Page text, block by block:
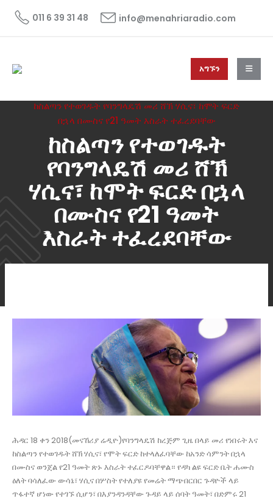
011 6 39 31 48 info@menahriaradio.com
አግኙን
ከስልጣን የተወገዱት የባንግላዴሽ መሪ ሸኽ ሃሲና፣ ከሞት ፍርድ
በኋላ በሙስና የ21 ዓመት እስራት ተፈረደባቸው
ከስልጣን የተወገዱት
የባንግላዴሽ መሪ ሸኽ
ሃሲና፣ ከሞት ፍርድ በኋላ
በሙስና የ21 ዓመት
እስራት ተፈረደባቸው
ሕዳር 18 ቀን 2018(መናኸሪያ ሬዲዮ)የባንግላዴሽ ከረጅም ጊዜ በላይ መሪ የነበሩት እና
ከስልጣን የተወገዱት ሸኽ ሃሲና፣ የሞት ፍርድ ከተላለፈባቸው ከአንድ ሳምንት በኋላ
በሙስና ወንጀል የ21 ዓመት ጽኑ እስራት ተፈርዶባቸዋል። የዳካ ልዩ ፍርድ ቤት ሐሙስ
ዕለት ባሳለፈው ውሳኔ፣ ሃሲና በሦስት የተለያዩ የመሬት ማጭበርበር ጉዳዮች ላይ
ጥፋተኛ ሆነው የተገኙ ሲሆን፣ በእያንዳንዳቸው ጉዳይ ላይ ሰባት ዓመት፣ በድምሩ 21